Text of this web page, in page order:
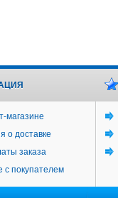
магазине
о доставке
заказа
с покупателем